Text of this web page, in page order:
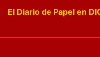
El Diario de Papel en